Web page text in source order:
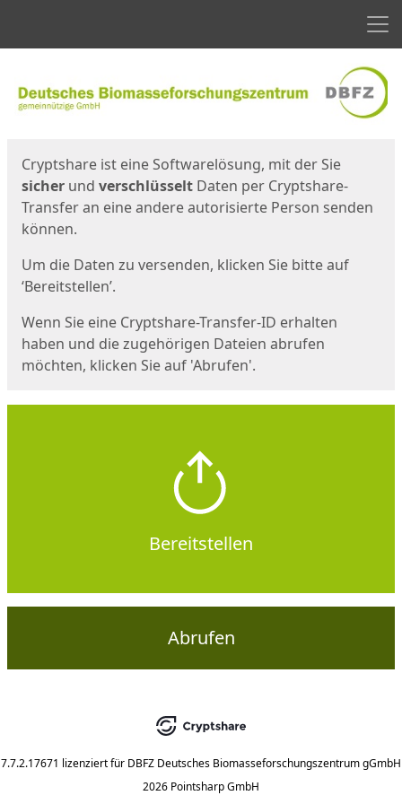
Cryptshare ist eine Softwarelösung, mit der Sie
sicher und verschlüsselt Daten per Cryptshare-
Transfer an eine andere autorisierte Person senden
können.
Um die Daten zu versenden, klicken Sie bitte auf
‘Bereitstellen’.
Wenn Sie eine Cryptshare-Transfer-ID erhalten
haben und die zugehörigen Dateien abrufen
möchten, klicken Sie auf 'Abrufen'.
Bereitstellen
Abrufen
7.7.2.17671 lizenziert für DBFZ Deutsches Biomasseforschungszentrum gGmbH
2026 Pointsharp GmbH